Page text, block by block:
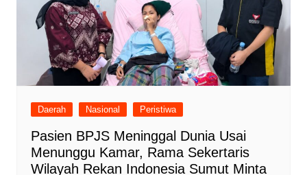
Daerah Nasional Peristiwa
Pasien BPJS Meninggal Dunia Usai
Menunggu Kamar, Rama Sekertaris
Wilayah Rekan Indonesia Sumut Minta